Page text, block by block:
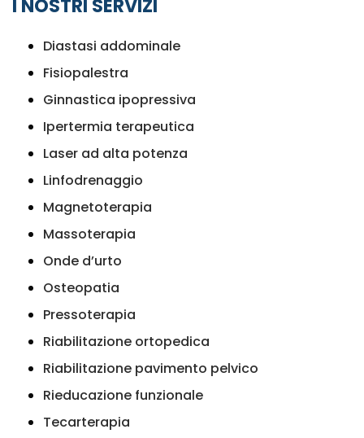
I NOSTRI SERVIZI
Diastasi addominale
Fisiopalestra
Ginnastica ipopressiva
Ipertermia terapeutica
Laser ad alta potenza
Linfodrenaggio
Magnetoterapia
Massoterapia
Onde d’urto
Osteopatia
Pressoterapia
Riabilitazione ortopedica
Riabilitazione pavimento pelvico
Rieducazione funzionale
Tecarterapia